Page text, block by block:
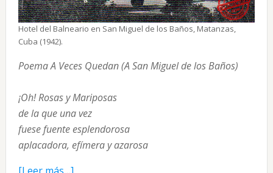
Hotel del Balneario en San Miguel de los Baños, Matanzas,
Cuba (1942).
Poema A Veces Quedan (A San Miguel de los Baños)
¡Oh! Rosas y Mariposas
de la que una vez
fuese fuente esplendorosa
aplacadora, efímera y azarosa
acerca